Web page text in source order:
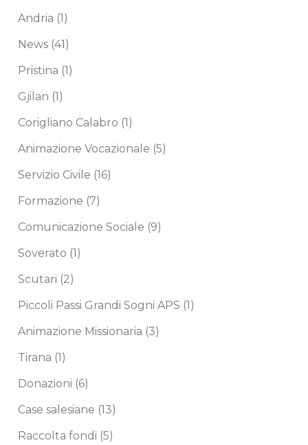
Andria (1)
News (41)
Pristina (1)
Gjilan (1)
Corigliano Calabro (1)
Animazione Vocazionale (5)
Servizio Civile (16)
Formazione (7)
Comunicazione Sociale (9)
Soverato (1)
Scutari (2)
Piccoli Passi Grandi Sogni APS (1)
Animazione Missionaria (3)
Tirana (1)
Donazioni (6)
Case salesiane (13)
Raccolta fondi (5)